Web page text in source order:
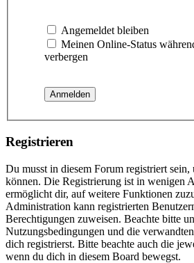
Angemeldet bleiben
Meinen Online-Status
verbergen
Registrieren
Du musst in diesem Forum registriert sein,
können. Die Registrierung ist in wenigen
ermöglicht dir, auf weitere Funktionen
Administration kann registrierten
Berechtigungen zuweisen. Beachte bitte
Nutzungsbedingungen und die
dich registrierst. Bitte beachte auch die
wenn du dich in diesem Board bewegst.